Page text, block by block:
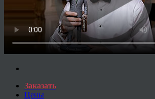
Заказать
Цены